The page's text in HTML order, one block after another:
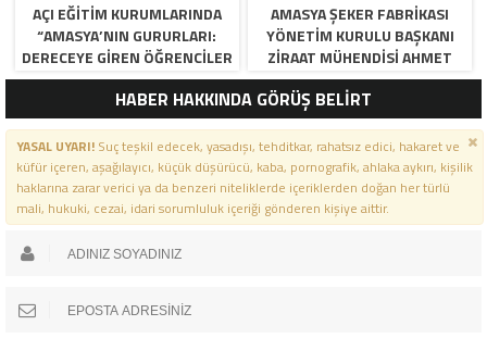
AÇI EĞİTİM KURUMLARINDA
“AMASYA’NIN GURURLARI:
DERECEYE GIREN ÖĞRENCILER
İÇIN ANLAMLI TÖREN”
AMASYA ŞEKER FABRIKASI
YÖNETIM KURULU BAŞKANI
ZIRAAT MÜHENDISI AHMET
ÖZARSLAN’IN MEVLID KANDILI
MESAJI
HABER HAKKINDA GÖRÜŞ BELİRT
YASAL UYARI!Suç teşkil edecek, yasadışı, tehditkar, rahatsız edici, hakaret ve
küfür içeren, aşağılayıcı, küçük düşürücü, kaba, pornografik, ahlaka aykırı, kişilik
haklarına zarar verici ya da benzeri niteliklerde içeriklerden doğan her türlü
mali, hukuki, cezai, idari sorumluluk içeriği gönderen kişiye aittir.